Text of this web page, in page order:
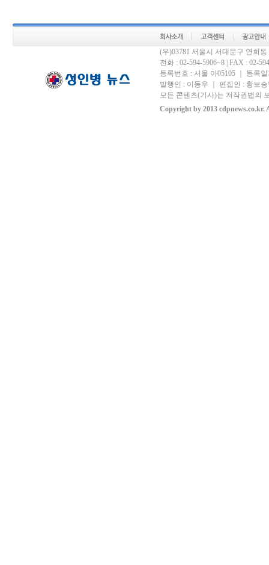
(우)03781 서울시 서대문구 연희
전화 : 02-594-5906~8 | FAX : 02-
등록번호 : 서울 아05105 ｜ 등록
발행인 : 이동우 ｜ 편집인 : 황보
모든 콘텐츠(기사)는 저작권법의
Copyright by 2013 cdpnews.co.kr.